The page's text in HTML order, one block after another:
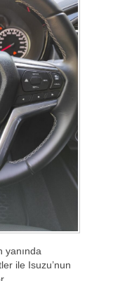
yanında
ile Isuzu’nun